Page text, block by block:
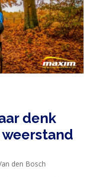
denk
den Bosch